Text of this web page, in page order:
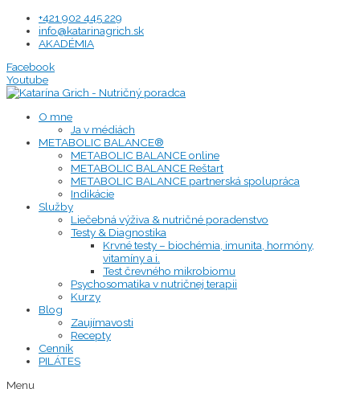
Preskočiť
obsah
+421 902 445 229
info@katarinagrich.sk
AKADÉMIA
Facebook
Youtube
O mne
Ja v médiách
METABOLIC BALANCE®
METABOLIC BALANCE online
METABOLIC BALANCE Reštart
METABOLIC BALANCE partnerská spolupráca
Indikácie
Služby
Liečebná výživa & nutričné poradenstvo
Testy & Diagnostika
Krvné testy – biochémia, imunita, hormóny,
vitamíny a i.
Test črevného mikrobiomu
Psychosomatika v nutričnej terapii
Kurzy
Blog
Zaujímavosti
Recepty
Cenník
PILÁTES
Menu